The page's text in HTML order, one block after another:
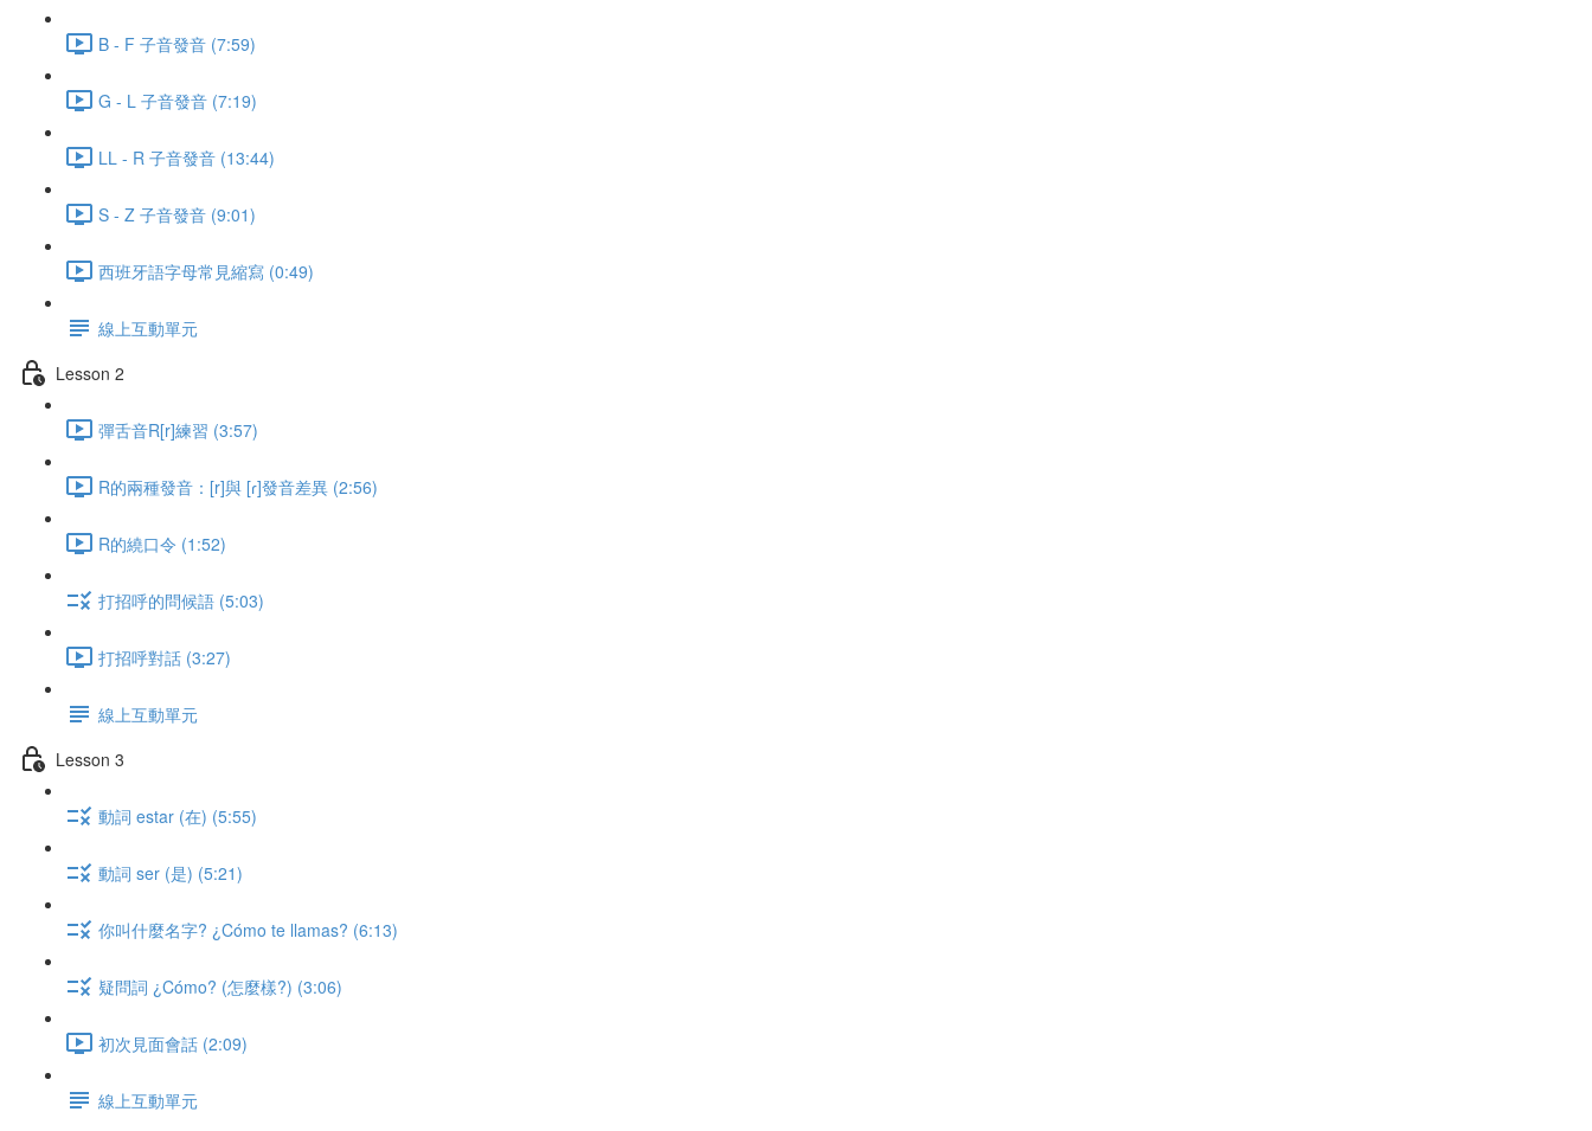
B - F 子音發音 (7:59)
G - L 子音發音 (7:19)
LL - R 子音發音 (13:44)
S - Z 子音發音 (9:01)
西班牙語字母常見縮寫 (0:49)
線上互動單元
Lesson 2
彈舌音R[r]練習 (3:57)
R的兩種發音：[r]與 [ɾ]發音差異 (2:56)
R的繞口令 (1:52)
打招呼的問候語 (5:03)
打招呼對話 (3:27)
線上互動單元
Lesson 3
動詞 estar (在) (5:55)
動詞 ser (是) (5:21)
你叫什麼名字? ¿Cómo te llamas? (6:13)
疑問詞 ¿Cómo? (怎麼樣?) (3:06)
初次見面會話 (2:09)
線上互動單元